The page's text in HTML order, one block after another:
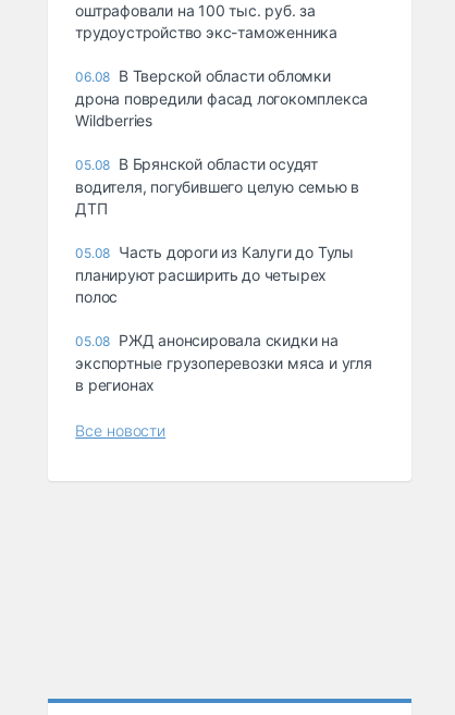
оштрафовали на 100 тыс. руб. за
трудоустройство экс-таможенника
06.08 В Тверской области обломки
дрона повредили фасад логокомплекса
Wildberries
05.08 В Брянской области осудят
водителя, погубившего целую семью в
ДТП
05.08 Часть дороги из Калуги до Тулы
планируют расширить до четырех
полос
05.08 РЖД анонсировала скидки на
экспортные грузоперевозки мяса и угля
в регионах
Все новости